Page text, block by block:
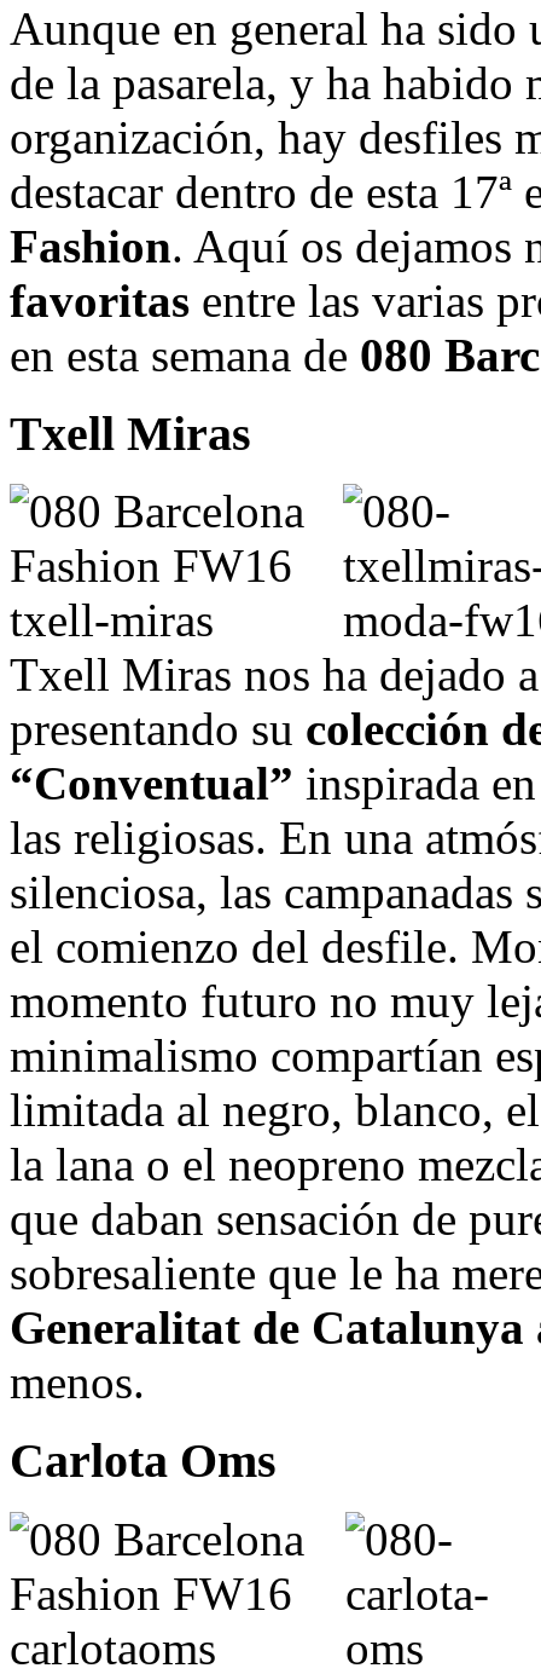
Aunque en general ha sido
de la pasarela, y ha habido
organización, hay desfiles
destacar dentro de esta
Fashion. Aquí os dejamos
favoritas entre las varias
en esta semana de 080
Txell Miras
Txell Miras nos ha dejado
presentando su colección
“Conventual” inspirada
las religiosas. En una
silenciosa, las
el comienzo del desfile.
momento futuro no muy
minimalismo compartían
limitada al negro, blanco,
la lana o el neopreno
que daban sensación de
sobresaliente que le ha
Generalitat de Catalunya
menos.
Carlota Oms